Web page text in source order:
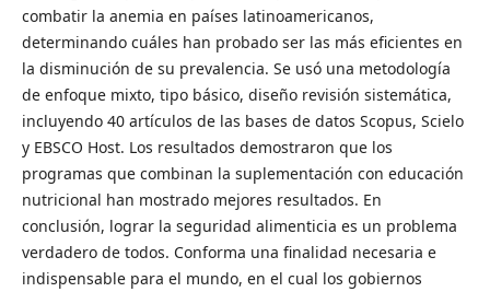
combatir la anemia en países latinoamericanos,
determinando cuáles han probado ser las más eficientes en
la disminución de su prevalencia. Se usó una metodología
de enfoque mixto, tipo básico, diseño revisión sistemática,
incluyendo 40 artículos de las bases de datos Scopus, Scielo
y EBSCO Host. Los resultados demostraron que los
programas que combinan la suplementación con educación
nutricional han mostrado mejores resultados. En
conclusión, lograr la seguridad alimenticia es un problema
verdadero de todos. Conforma una finalidad necesaria e
indispensable para el mundo, en el cual los gobiernos